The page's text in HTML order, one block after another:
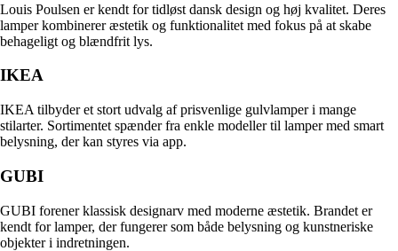
Louis Poulsen er kendt for tidløst dansk design og høj kvalitet. Deres
lamper kombinerer æstetik og funktionalitet med fokus på at skabe
behageligt og blændfrit lys.
IKEA
IKEA tilbyder et stort udvalg af prisvenlige gulvlamper i mange
stilarter. Sortimentet spænder fra enkle modeller til lamper med smart
belysning, der kan styres via app.
GUBI
GUBI forener klassisk designarv med moderne æstetik. Brandet er
kendt for lamper, der fungerer som både belysning og kunstneriske
objekter i indretningen.